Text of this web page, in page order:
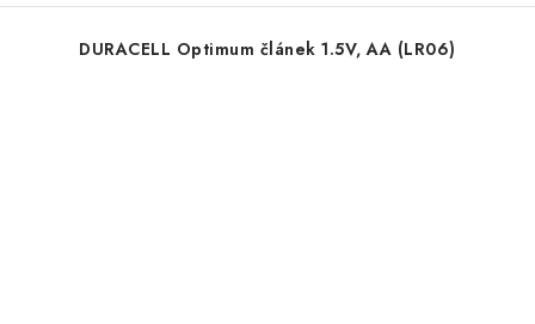
DURACELL Optimum článek 1.5V, AA (LR06)